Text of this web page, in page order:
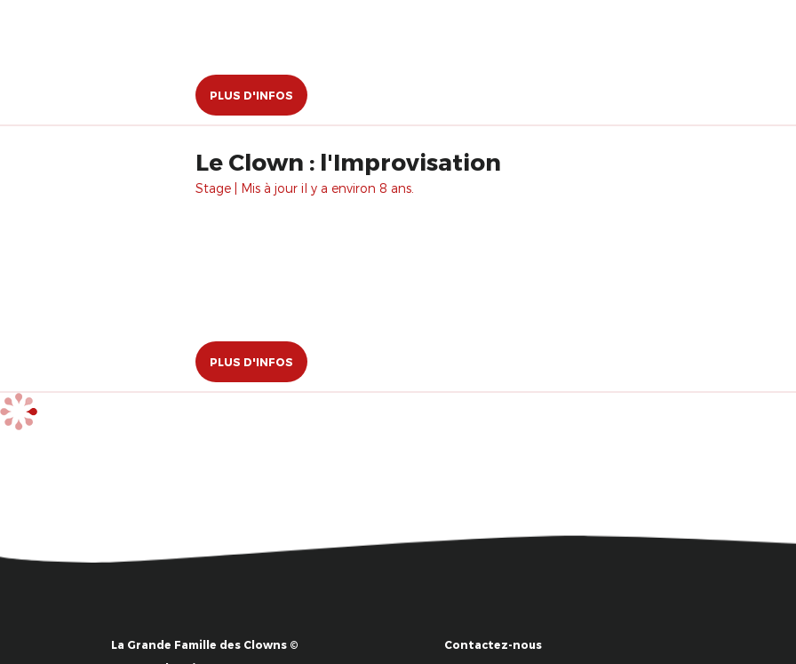
PLUS D'INFOS
Le Clown : l'Improvisation
Stage | Mis à jour il y a environ 8 ans.
PLUS D'INFOS
La Grande Famille des Clowns ©
Contactez-nous